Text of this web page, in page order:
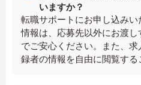
いますか？
転職サポートにお申し込み
情報は、応募先以外にお渡
でご安心ください。また、
録者の情報を自由に閲覧する